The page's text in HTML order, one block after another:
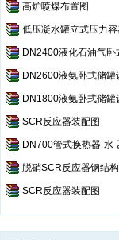
高炉喷煤布置图
低压凝水罐立式压力
DN2400液化石油气卧
DN2600液氨卧式储罐
DN1800液氨卧式储罐
SCR反应器装配图
DN700管式换热器-水-
脱硝SCR反应器钢结
SCR反应器装配图